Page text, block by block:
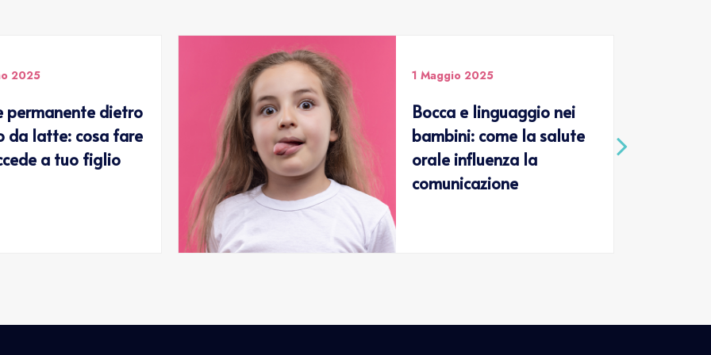
2025
permanente dietro
da latte: cosa fare
a tuo figlio
1 Maggio 2025
Bocca e linguaggio nei
bambini: come la salute
orale influenza la
comunicazione